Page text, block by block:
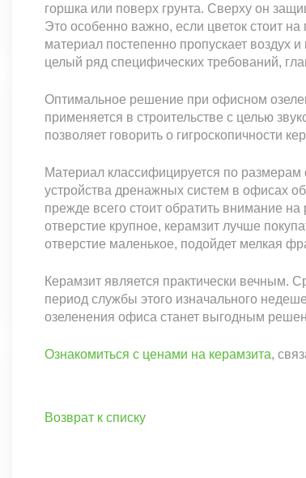
горшка или поверх грунта. Сверху он
Это особенно важно, если цветок стоит
материал постепенно пропускает воздух
целый ряд специфических требований,
Оптимальное решение при офисном
применяется в строительстве с целью
позволяет говорить о гигроскопичности
Материал классифицируется по размерам
устройства дренажных систем в офисах
прежде всего стоит обратить внимание
отверстие крупное, керамзит лучше
отверстие маленькое, подойдет мелкая
Керамзит является практически вечным.
период службы этого изначального
озеленения офиса станет выгодным
Ознакомиться с ценами на керамзита,
Возврат к списку